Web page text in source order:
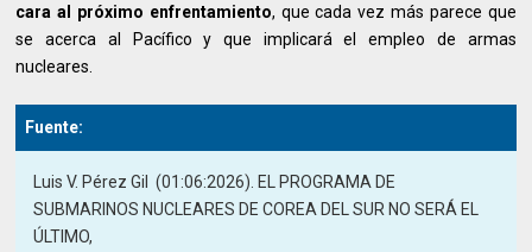
cara al próximo enfrentamiento, que cada vez más parece que
se acerca al Pacífico y que implicará el empleo de armas
nucleares.
Fuente:
Luis V. Pérez Gil (01:06:2026). EL PROGRAMA DE
SUBMARINOS NUCLEARES DE COREA DEL SUR NO SERÁ EL
ÚLTIMO,